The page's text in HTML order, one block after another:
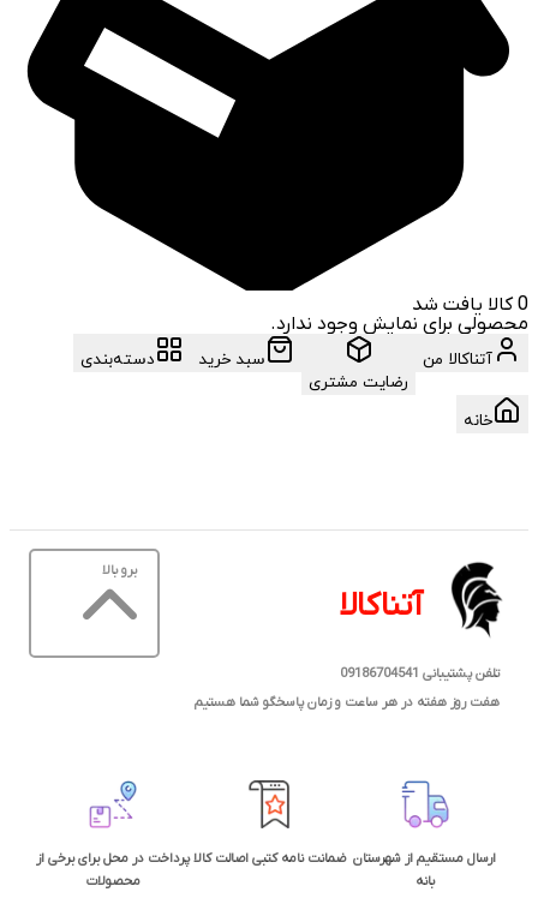
0 کالا یافت شد
محصولی برای نمایش وجود ندارد.
آتناکالا من
رضایت مشتری
سبد خرید دسته‌بندی
خانه
آتناکالا
برو بالا
تلفن پشتیبانی 09186704541
هفت روز هفته در هر ساعت و زمان پاسخگو شما هستیم
ارسال مستقیم از شهرستان
بانه
ضمانت نامه کتبی اصالت کالاپرداخت در محل برای برخی از
محصولات